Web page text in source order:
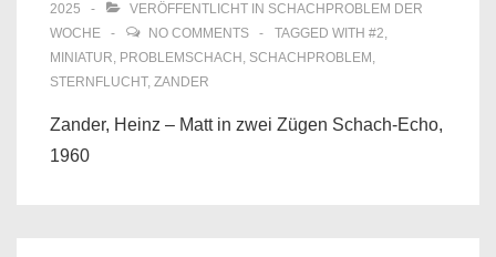
2025
VERÖFFENTLICHT IN SCHACHPROBLEM DER
WOCHE
NO COMMENTS TAGGED WITH #2,
MINIATUR, PROBLEMSCHACH , SCHACHPROBLEM ,
STERNFLUCHT, ZANDER
Zander, Heinz – Matt in zwei Zügen Schach-Echo,
1960